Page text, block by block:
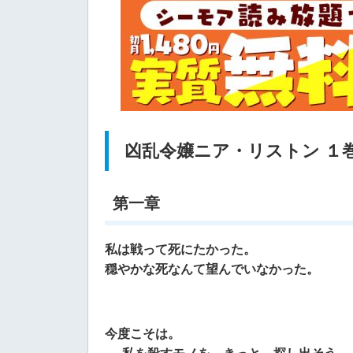
凶乱令嬢ニア・リストン １
第一章
私は戦って死にたかった。
穏やかな死なんて望んでいなかった。
今度こそは。